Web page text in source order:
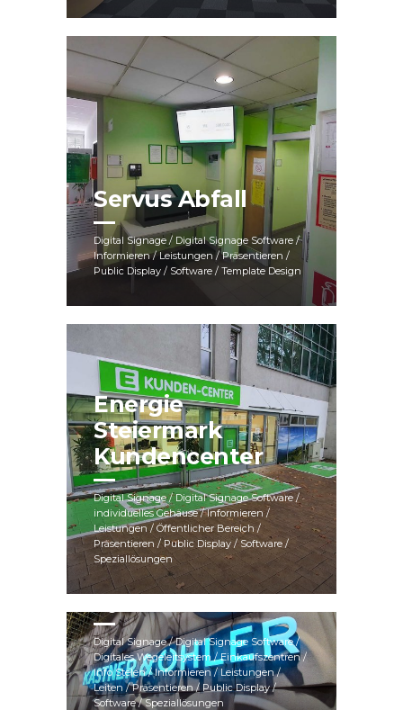
Servus Abfall
Digital Signage / Digital Signage Software /
Informieren / Leistungen / Präsentieren /
Public Display / Software / Template Design
Energie
Steiermark
Kundencenter
Digital Signage / Digital Signage Software /
individuelles Gehäuse / Informieren /
Leistungen / Öffentlicher Bereich /
Präsentieren / Public Display / Software /
Speziallösungen
Kastner und Öhler
Tyrol
Digital Signage / Digital Signage Software /
Digitales Wegeleitsystem / Einkaufszentren /
Info Stelen / Informieren / Leistungen /
Leiten / Präsentieren / Public Display /
Software / Speziallösungen